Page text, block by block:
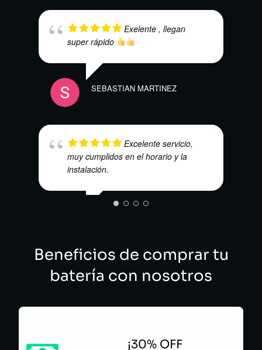
Exelente , llegan
super rápido
SEBASTIAN MARTINEZ
Excelente servicio,
muy cumplidos en el horario y la
instalación.
Beneficios de comprar tu
batería con nosotros
¡30% OFF